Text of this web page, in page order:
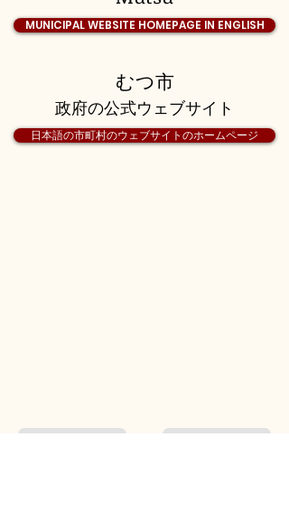
MUNICIPAL WEBSITE HOMEPAGE IN ENGLISH
むつ市
日本語の市町村のウェブサイトのホームページ
政府の公式ウェブサイト